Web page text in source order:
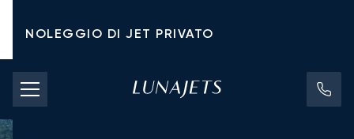
NOLEGGIO DI JET PRIVATO
TARIFFE DI NOLEGGIO
JET PRIVATI